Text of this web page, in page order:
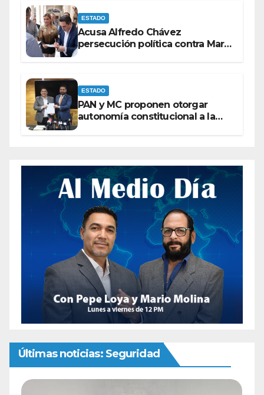
ESTADO
Acusa Alfredo Chávez
persecución política contra Maru
ESTADO
PAN y MC proponen otorgar
autonomía constitucional a la
Últimas noticias: Seguridad